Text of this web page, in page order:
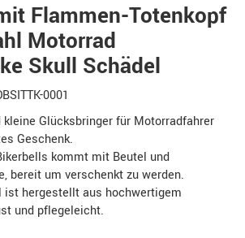
Flammen-Totenkopf
Motorrad
Skull Schädel
0001
Glücksbringer für Motorradfahrer
Geschenk.
kommt mit Beutel und
bereit um verschenkt zu werden.
ist hergestellt aus hochwertigem
und pflegeleicht.